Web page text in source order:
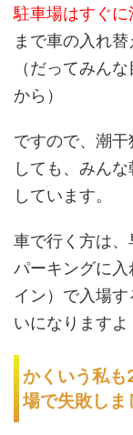
駐車場はすぐに
まで車の入れ替
（だってみん
から）
ですので、潮
しても、みん
しています。
車で行く方は
パーキングに
イン）で入場
いになりますよ
かくいう私
場で失敗しま